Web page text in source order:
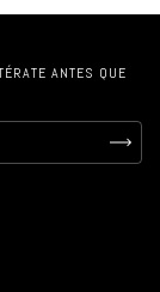
ANTES QUE